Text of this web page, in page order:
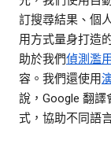
訂搜尋結果、個
用方式量身打造
助於我們偵測濫
容。我們還使用
說，Google 翻
式，協助不同語